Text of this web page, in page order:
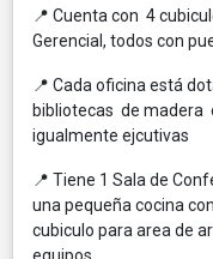
📍 Cuenta con 4
Gerencial, todos con
📍 Cada oficina está
bibliotecas de madera
igualmente ejcutivas
📍 Tiene 1 Sala de
una pequeña cocina
cubiculo para area de